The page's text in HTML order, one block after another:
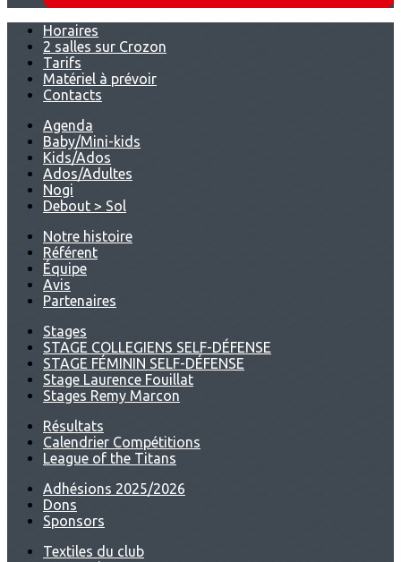
Horaires
2 salles sur Crozon
Tarifs
Matériel à prévoir
Contacts
Agenda
Baby/Mini-kids
Kids/Ados
Ados/Adultes
Nogi
Debout > Sol
Notre histoire
Référent
Équipe
Avis
Partenaires
Stages
STAGE COLLEGIENS SELF-DÉFENSE
STAGE FÉMININ SELF-DÉFENSE
Stage Laurence Fouillat
Stages Remy Marcon
Résultats
Calendrier Compétitions
League of the Titans
Adhésions 2025/2026
Dons
Sponsors
Textiles du club